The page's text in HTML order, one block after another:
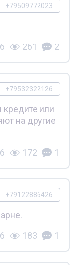
+79509772023
261 2
+79532322126
или
на другие
172 1
+79122886426
183 1